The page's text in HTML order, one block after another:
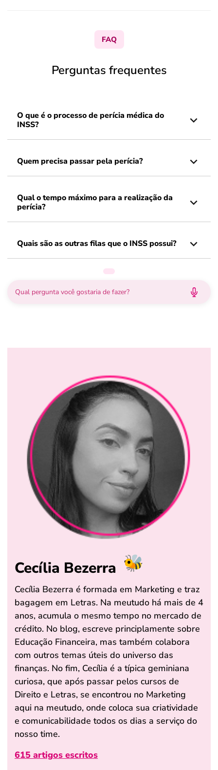
FAQ
Perguntas frequentes
O que é o processo de perícia médica do
INSS?
Quem precisa passar pela perícia?
Qual o tempo máximo para a realização da
perícia?
Quais são as outras filas que o INSS possui?
Cecília Bezerra
Cecília Bezerra é formada em Marketing e traz
bagagem em Letras. Na meutudo há mais de 4
anos, acumula o mesmo tempo no mercado de
crédito. No blog, escreve principlamente sobre
Educação Financeira, mas também colabora
com outros temas úteis do universo das
finanças. No fim, Cecília é a típica geminiana
curiosa, que após passar pelos cursos de
Direito e Letras, se encontrou no Marketing
aqui na meutudo, onde coloca sua criatividade
e comunicabilidade todos os dias a serviço do
nosso time.
615 artigos escritos